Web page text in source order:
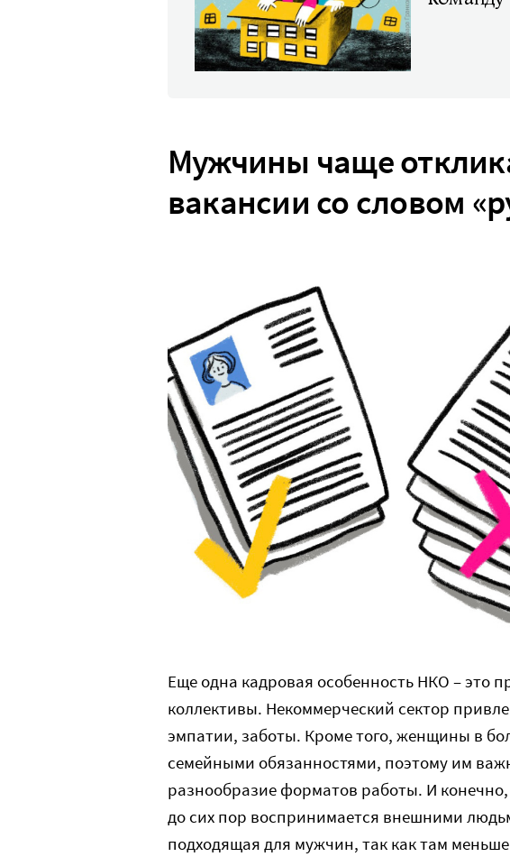
Мужчины чаще
вакансии со словом
Еще одна кадровая особенность НКО – это
коллективы. Некоммерческий сектор
эмпатии, заботы. Кроме того, женщины в
семейными обязанностями, поэтому им
разнообразие форматов работы. И
до сих пор воспринимается внешними
подходящая для мужчин, так как там